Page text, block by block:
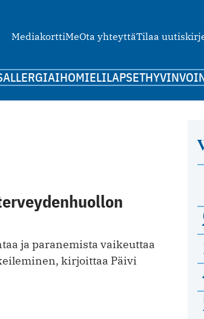
MediakorttiMeOta yhteyttäTilaa
ALLERGIAIHOMIELILAPSET
ja paranemista vaikeuttaa
kirjoittaa Päivi